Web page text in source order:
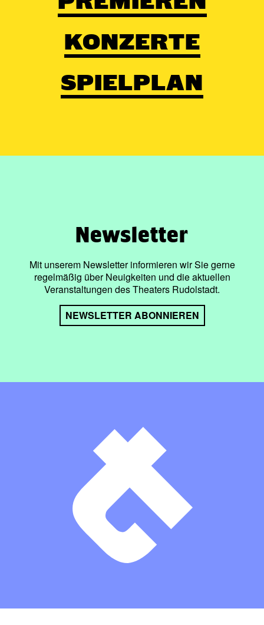
KONZERTE
SPIELPLAN
Newsletter
Mit unserem Newsletter informieren wir Sie gerne
regelmäßig über Neuigkeiten und die aktuellen
Veranstaltungen des Theaters Rudolstadt.
NEWSLETTER ABONNIEREN